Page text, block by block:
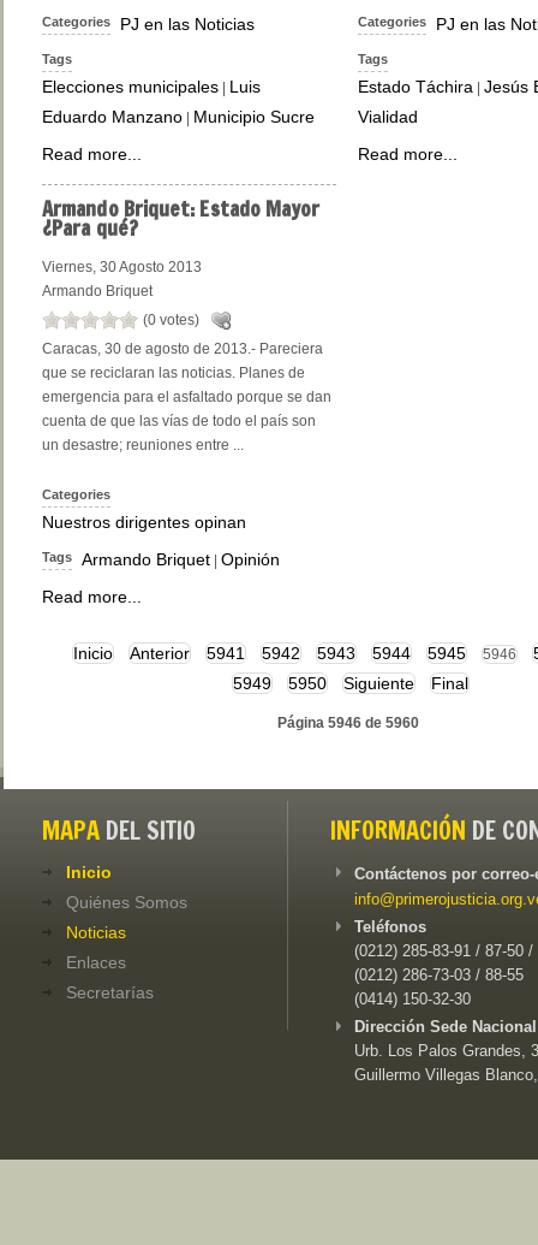
Categories PJ en las Noticias
Tags
Elecciones municipales | Luis
Eduardo Manzano | Municipio Sucre
Read more...
Categories PJ en las
Tags
Estado Táchira |Jesús
Vialidad
Read more...
ArmandoBriquet: Estado Mayor
¿Para qué?
Viernes, 30 Agosto 2013
Armando Briquet
(0 votes)
Caracas, 30 de agosto de 2013.- Pareciera
que se reciclaran las noticias. Planes de
emergencia para el asfaltado porque se dan
cuenta de que las vías de todo el país son
un desastre; reuniones entre ...
Categories
Nuestros dirigentes opinan
Tags Armando Briquet Opinión
Read more...
Inicio Anterior 5941 5942 5943 5944 5945 5946
5949
5950 Siguiente Final
Página 5946 de 5960
MAPA DEL SITIO
Inicio
Quiénes Somos
Noticias
Enlaces
Secretarías
INFORMACIÓN DE
Contáctenos por
Teléfonos
(0212) 285-83-91 / 87-50 /
(0212) 286-73-03 / 88-55
(0414) 150-32-30
Dirección Sede
Urb. Los Palos Grandes,
Guillermo Villegas